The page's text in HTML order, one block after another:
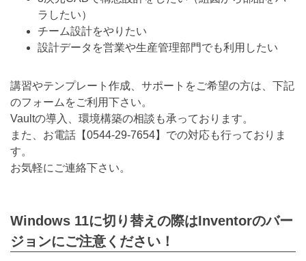
ラしたい）
チーム設計をやりたい
設計データを営業や生産管理部門でも利用したい
講習やテンプレート作成、サポートをご希望の方は、下記
のフォームをご利用下さい。
Vaultの導入、環境構築の相談も承っております。
また、お電話【0544-29-7654】での対応も行っておりま
す。
お気軽にご連絡下さい。
Windows 11に切り替えの際はInventorのバー
ジョンにご注意ください！